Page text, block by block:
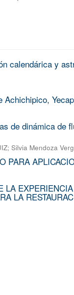
calendárica y
Achichipico,
de dinámica de
; Silvia Mendoza
PARA
LA